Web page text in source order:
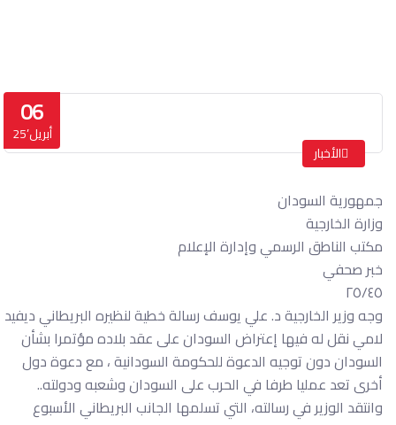
06
أبريل’25
الأخبار
جمهورية السودان
وزارة الخارجية
مكتب الناطق الرسمي وإدارة الإعلام
خبر صحفي
٢٥/٤٥
وجه وزير الخارجية د. علي يوسف رسالة خطية لنظيره البريطاني ديفيد
لامي نقل له فيها إعتراض السودان على عقد بلاده مؤتمرا بشأن
السودان دون توجيه الدعوة للحكومة السودانية ، مع دعوة دول
أخرى تعد عمليا طرفا في الحرب على السودان وشعبه ودولته..
وانتقد الوزير في رسالته، التي تسلمها الجانب البريطاني الأسبوع